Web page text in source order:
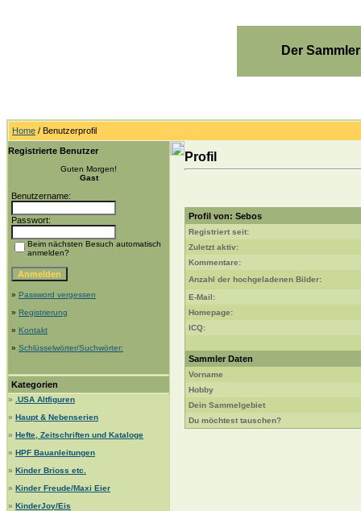
Der
Home / Benutzerprofil
Registrierte Benutzer
Guten Morgen!
Gast
Benutzername:
Passwort:
Beim nächsten Besuch automatisch
anmelden?
» Password vergessen
» Registrierung
» Kontakt
» Schlüsselwörter/Suchwörter:
Kategorien
»
.USA Altfiguren
» Haupt & Nebenserien
» Hefte, Zeitschriften und Kataloge
» HPF Bauanleitungen
» Kinder Brioss etc.
» Kinder Freude/Maxi Eier
» KinderJoy/Eis
Profil
Profil von: Sebos
Registriert seit:
Zuletzt aktiv:
Kommentare:
Anzahl der hochgeladenen Bilder:
E-Mail:
Homepage:
ICQ:
Sammler Daten
Vorname
Hobby
Dein Sammelgebiet
Du möchtest tauschen?